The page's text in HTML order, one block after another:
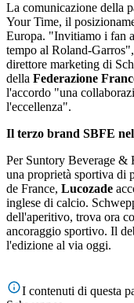
La comunicazione della
Your Time, il
Europa. "Invitiamo i fan
tempo al Roland-
direttore marketing di
della Federazione
l'accordo "una
l'eccellenza".
Il terzo brand SBFE
Per Suntory Beverage &
una proprietà sportiva di
de France, Lucozade
inglese di calcio.
dell'aperitivo, trova ora
ancoraggio sportivo. Il
l'edizione al via oggi.
I contenuti di questa